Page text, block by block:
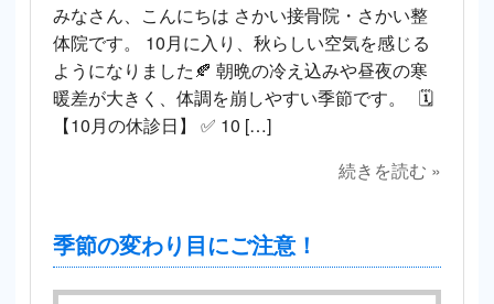
みなさん、こんにちは さかい接骨院・さかい整
体院です。 10月に入り、秋らしい空気を感じる
ようになりました🍂 朝晩の冷え込みや昼夜の寒
暖差が大きく、体調を崩しやすい季節です。 🗓
【10月の休診日】 ✅ 10 […]
続きを読む »
季節の変わり目にご注意！